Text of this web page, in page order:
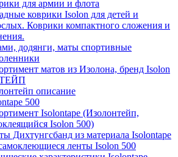
для армии и флота
коврики Isolon для детей и
Коврики компактного сложения и
додянги, маты спортивные
матов из Изолона, бренд Isolon
описание
500
Isolontape (Изолонтейп,
Isolon 500)
Дихтунгсбанд из материала Isolontape
ленты Isolon 500